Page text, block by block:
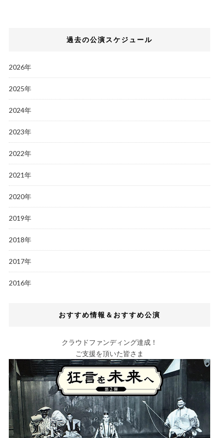
過去の公演スケジュール
2026年
2025年
2024年
2023年
2022年
2021年
2020年
2019年
2018年
2017年
2016年
おすすめ情報＆おすすめ公演
クラウドファンディング達成！
ご支援を頂いた皆さま